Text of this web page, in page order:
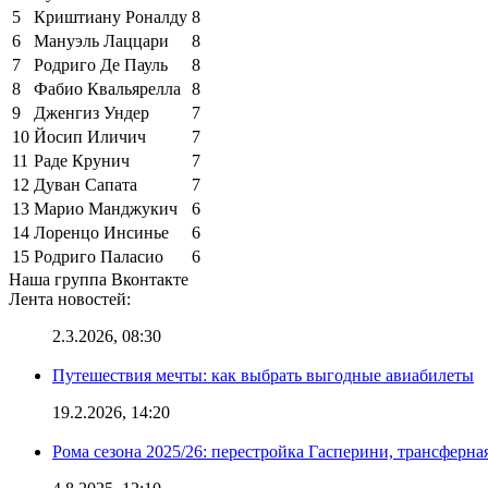
5
Криштиану Роналду 8
6
Мануэль Лаццари
8
7
Родриго Де Пауль
8
8
Фабио Квальярелла
8
9
Дженгиз Ундер
7
10 Йосип Иличич
7
11 Раде Крунич
7
12 Дуван Сапата
7
13 Марио Манджукич
6
14 Лоренцо Инсинье
6
15 Родриго Паласио
6
Наша группа Вконтакте
Лента новостей:
2.3.2026, 08:30
Путешествия мечты: как выбрать выгодные авиабилеты
19.2.2026, 14:20
Рома сезона 2025/26: перестройка Гасперини,